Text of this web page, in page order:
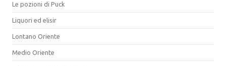
Le pozioni di Puck
Liquori ed elisir
Lontano Oriente
Medio Oriente